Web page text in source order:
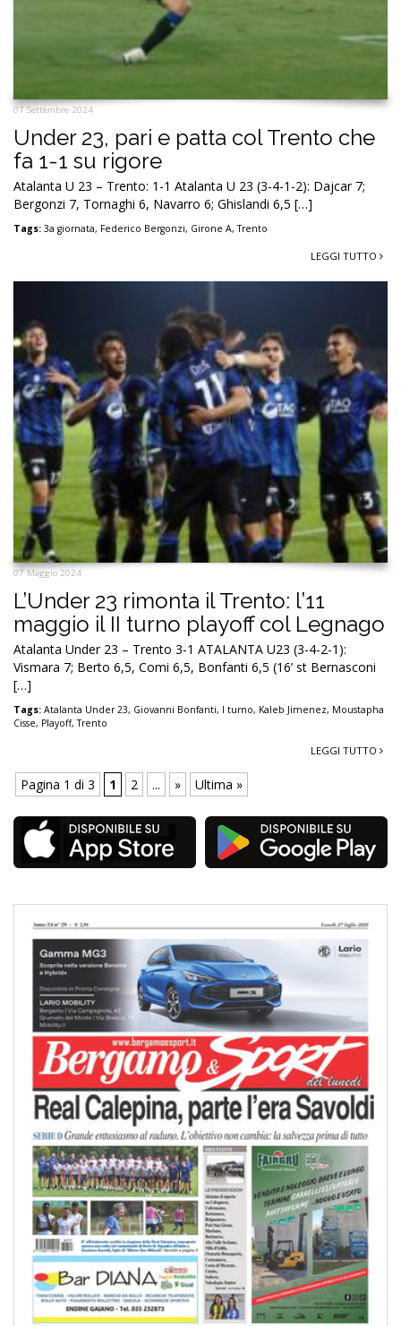
07 Settembre 2024
Under 23, pari e patta col Trento che
fa 1-1 su rigore
Atalanta U 23 – Trento: 1-1 Atalanta U 23 (3-4-1-2): Dajcar 7;
Bergonzi 7, Tornaghi 6, Navarro 6; Ghislandi 6,5 […]
Tags: 3a giornata,Federico Bergonzi Girone A ,Trento
LEGGI TUTTO
07 Maggio 2024
L’Under 23 rimonta il Trento: l’11
maggio il II turno playoff col Legnago
Atalanta Under 23 – Trento 3-1 ATALANTA U23 (3-4-2-1):
[…]
Tags: Atalanta Under 23,Giovanni Bonfanti,I turno,Kaleb Jimenez,Moustapha
Playoff Trento
Pagina 1 di 3 1 ... » Ultima »